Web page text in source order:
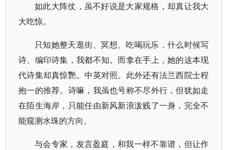
如此大阵仗，虽不好说是大家规格，却真让我大
大吃惊。
只知她整天逛街、冥想、吃喝玩乐，什么时候写
诗、编印诗集，我都不知。而拿在手上，她的这本现
代诗集却真惊艷。中英对照。此外还有法兰西院士程
抱一的推荐。诗嘛，我虽也号称不尽外行，但犹如走
在陌生海岸，只能任由新风新浪泼贱了一身，完全不
能窥测水珠的方向。
与会专家，发言盈庭，和我一样不靠谱，但让作